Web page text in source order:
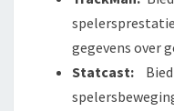
gegevens over
Statcast: